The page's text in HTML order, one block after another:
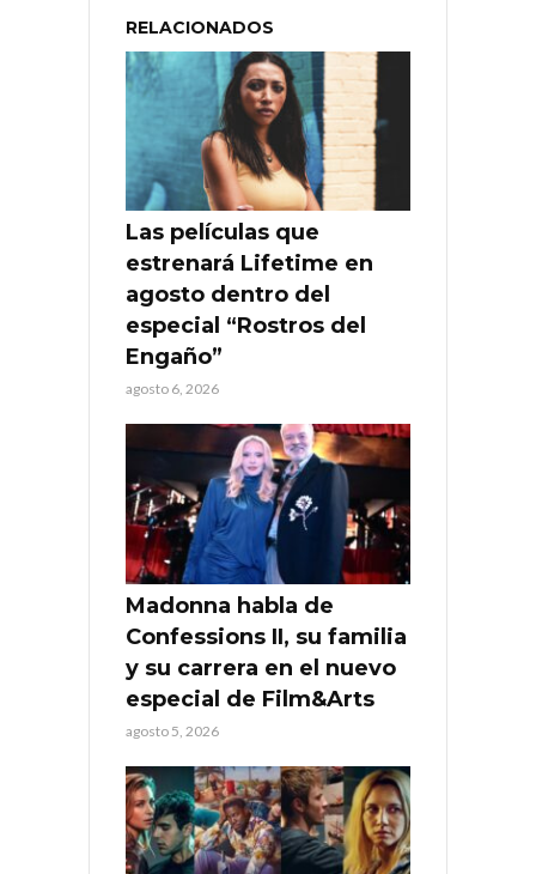
RELACIONADOS
Las películas que
estrenará Lifetime en
agosto dentro del
especial “Rostros del
Engaño”
agosto 6, 2026
Madonna habla de
Confessions II, su familia
y su carrera en el nuevo
especial de Film&Arts
agosto 5, 2026